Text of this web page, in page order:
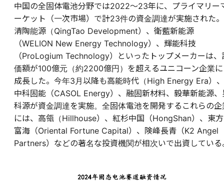
中国の全固体電池分野では2022～23年に、プライマリー
ーケット（一次市場）で計23件の資金調達が実施された。
清陶能源（QingTao Development）、衛藍新能源
（WELION New Energy Technology）、輝能科技
（ProLogium Technology）といったトップメーカーは、
価額が100億元（約2200億円）を超えるユニコーン企業に
成長した。今年3月以降も高能時代（High Energy Era）、
中科固能（CASOL Energy）、融固新材料、毅華新能源、
科源が資金調達を実施。全固体電池を開発するこれらの企
には、高瓴（Hillhouse）、紅杉中国（HongShan）、東方
富海（Oriental Fortune Capital）、険峰長青（K2 Angel
Partners）などの著名な投資機関が相次いで出資している